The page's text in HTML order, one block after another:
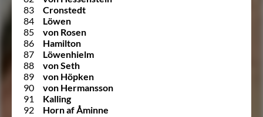
83
Cronstedt
84
Löwen
85
von Rosen
86
Hamilton
87
Löwenhielm
88
von Seth
89
von Höpken
90
von Hermansson
91
Kalling
92
Horn af Åminne